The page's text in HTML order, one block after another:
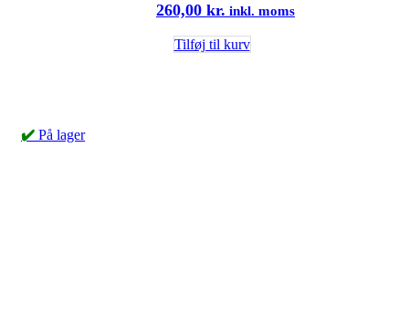
260,00 kr. inkl. moms
Tilføj til kurv
✔️ På lager